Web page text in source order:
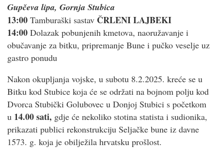
Gupčeva lipa, Gornja Stubica
13:00 Tamburaški sastav ČRLENI LAJBEKI
14:00 Dolazak pobunjenih kmetova, naoružavanje i
obučavanje za bitku, pripremanje Bune i pučko veselje uz
gastro ponudu
Nakon okupljanja vojske, u subotu 8.2.2025. kreće se u
Bitku kod Stubice koja će se održati na bojnom polju kod
Dvorca Stubički Golubovec u Donjoj Stubici s početkom
u 14.00 sati, gdje će nekoliko stotina statista i sudionika,
prikazati publici rekonstrukciju Seljačke bune iz davne
1573. g. koja je obilježila hrvatsku prošlost.